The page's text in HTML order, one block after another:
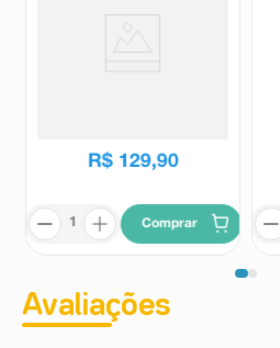
R$ 129,90
Comprar
Avaliações